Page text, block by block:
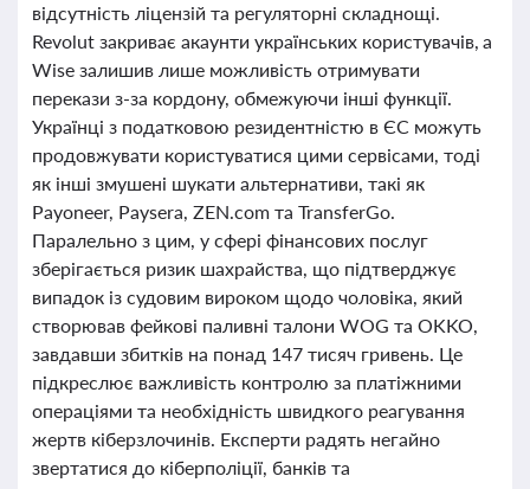
відсутність ліцензій та регуляторні складнощі.
Revolut закриває акаунти українських користувачів, а
Wise залишив лише можливість отримувати
перекази з-за кордону, обмежуючи інші функції.
Українці з податковою резидентністю в ЄС можуть
продовжувати користуватися цими сервісами, тоді
як інші змушені шукати альтернативи, такі як
Payoneer, Paysera, ZEN.com та TransferGo.
Паралельно з цим, у сфері фінансових послуг
зберігається ризик шахрайства, що підтверджує
випадок із судовим вироком щодо чоловіка, який
створював фейкові паливні талони WOG та OKKO,
завдавши збитків на понад 147 тисяч гривень. Це
підкреслює важливість контролю за платіжними
операціями та необхідність швидкого реагування
жертв кіберзлочинів. Експерти радять негайно
звертатися до кіберполіції, банків та